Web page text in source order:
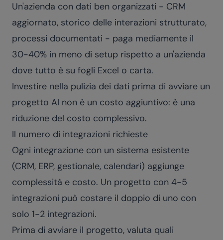
Un'azienda con dati ben organizzati - CRM
aggiornato, storico delle interazioni strutturato,
processi documentati - paga mediamente il
30-40% in meno di setup rispetto a un'azienda
dove tutto è su fogli Excel o carta.
Investire nella pulizia dei dati prima di avviare un
progetto AI non è un costo aggiuntivo: è una
riduzione del costo complessivo.
Il numero di integrazioni richieste
Ogni integrazione con un sistema esistente
(CRM, ERP, gestionale, calendari) aggiunge
complessità e costo. Un progetto con 4-5
integrazioni può costare il doppio di uno con
solo 1-2 integrazioni.
Prima di avviare il progetto, valuta quali